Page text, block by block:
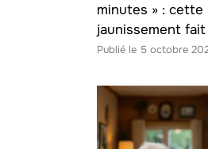
minutes » :
jaunissement
5 octobre